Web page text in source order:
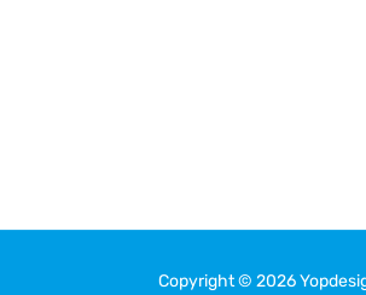
SEO
Copyright © 2026